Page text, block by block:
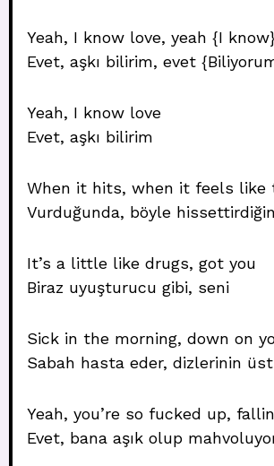
Yeah, I know love, yeah {I
Evet, aşkı bilirim, evet
Yeah, I know love
Evet, aşkı bilirim
When it hits, when it feels like
Vurduğunda, böyle
It’s a little like drugs, got you
Biraz uyuşturucu gibi, seni
Sick in the morning, down on
Sabah hasta eder, dizlerinin
Yeah, you’re so fucked up,
Evet, bana aşık olup